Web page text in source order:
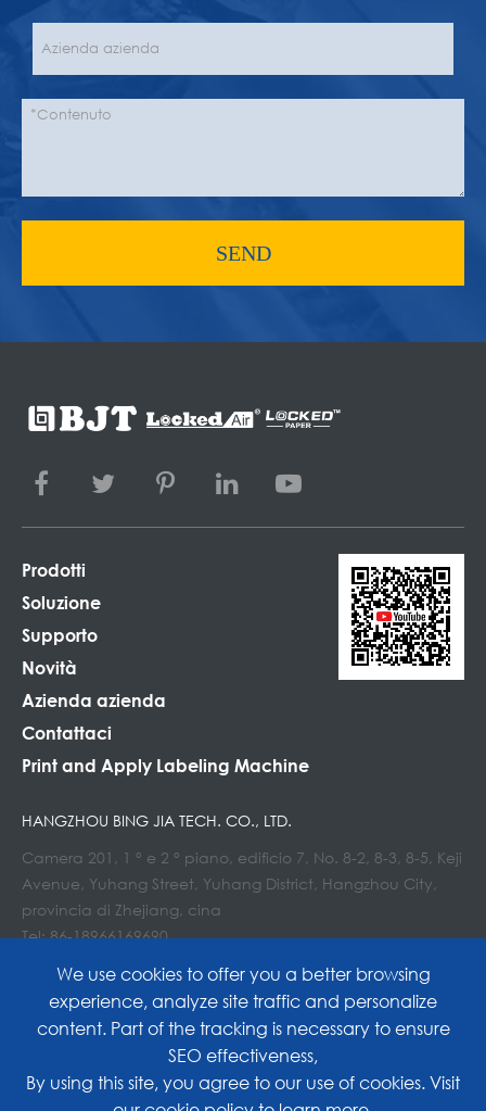
SEND
Prodotti
Soluzione
Supporto
Novità
Azienda azienda
Contattaci
Print and Apply Labeling Machine
HANGZHOU BING JIA TECH. CO., LTD.
Camera 201, 1 ° e 2 ° piano, edificio 7, No. 8-2, 8-3, 8-5, Keji
Avenue, Yuhang Street, Yuhang District, Hangzhou City,
provincia di Zhejiang, cina
Tel: 86-18966169690
Hangzhou Bing Jia Tech. Co., Ltd.
We use cookies to offer you a better browsing
experience, analyze site traffic and personalize
content. Part of the tracking is necessary to ensure
SEO effectiveness,
By using this site, you agree to our use of cookies. Visit